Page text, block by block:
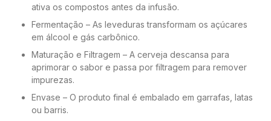
ativa os compostos antes da infusão.
Fermentação – As leveduras transformam os açúcares
em álcool e gás carbônico.
Maturação e Filtragem – A cerveja descansa para
aprimorar o sabor e passa por filtragem para remover
impurezas.
Envase – O produto final é embalado em garrafas, latas
ou barris.